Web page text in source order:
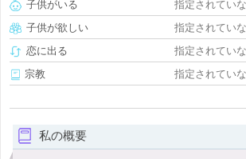
子供がいる
指定されてい
子供が欲しい
指定されてい
恋に出る
指定されてい
宗教
指定されてい
私の概要